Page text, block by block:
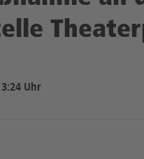
Uhr